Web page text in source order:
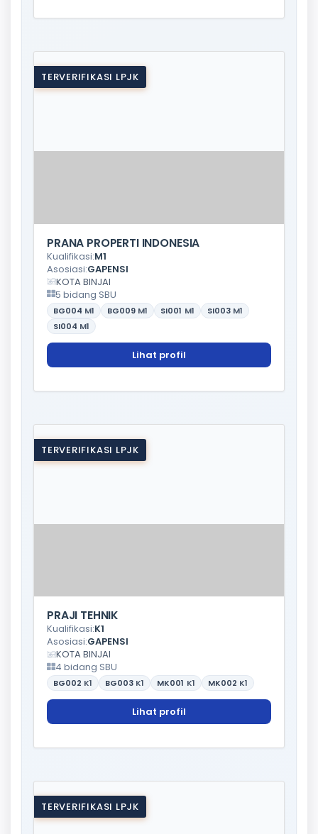
TERVERIFIKASI LPJK
PRANA PROPERTI INDONESIA
Kualifikasi:M1
Asosiasi:GAPENSI
KOTA BINJAI
5 bidang SBU
BG004 M1 BG009 M1 SI001 M1 SI003 M1
SI004 M1
Lihat profil
TERVERIFIKASI LPJK
PRAJI TEHNIK
Kualifikasi:K1
Asosiasi:GAPENSI
KOTA BINJAI
4 bidang SBU
BG002 K1 BG003 K1 MK001 K1 MK002 K1
Lihat profil
TERVERIFIKASI LPJK